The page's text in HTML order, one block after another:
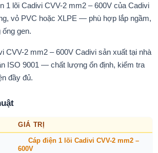
1 lõi Cadivi CVV-2 mm2 – 600V của Cadivi
vỏ PVC hoặc XLPE — phù hợp lắp ngầm,
gen.
CVV-2 mm2 – 600V Cadivi sản xuất tại nhà
ISO 9001 — chất lượng ổn định, kiểm tra
đầy đủ.
GIÁ TRỊ
Cáp điện 1 lõi Cadivi CVV-2 mm2 –
600V